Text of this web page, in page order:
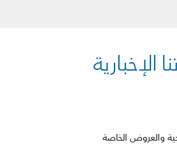
والعروض الخاصة